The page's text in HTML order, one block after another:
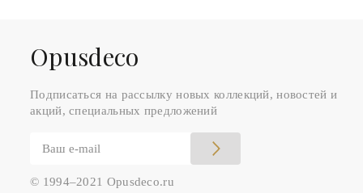
Оpusdeco
Подписаться на рассылку новых коллекций, новостей и
акций, специальных предложений
© 1994–2021 Opusdeco.ru